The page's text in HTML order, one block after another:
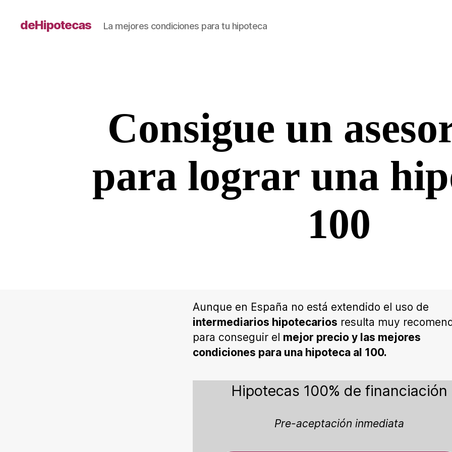
deHipotecas La mejores condiciones para tu hipoteca
Consigue un
para lograr una
100
Aunque en España no está extendido el uso de
intermediarios hipotecarios resulta muy
para conseguir el mejor precio y las mejores
condiciones para una hipoteca al 100.
Hipotecas 100% de financiación
Pre-aceptación inmediata